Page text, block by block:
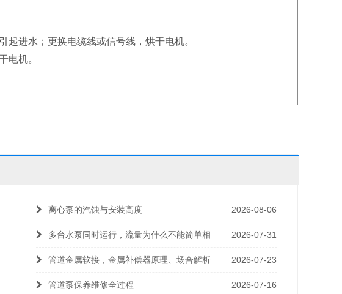
进水；更换电缆线或信号线，烘干电机。
电机。
离心泵的汽蚀与安装高度 2026-08-06
多台水泵同时运行，流量为什么不能简单相 2026-07-31
管道金属软接，金属补偿器原理、场合解析 2026-07-23
管道泵保养维修全过程 2026-07-16